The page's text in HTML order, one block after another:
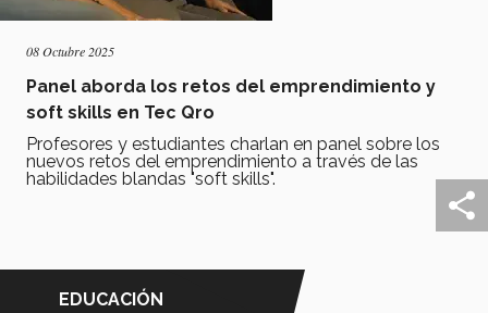
08 Octubre 2025
Panel aborda los retos del emprendimiento y
soft skills en Tec Qro
Profesores y estudiantes charlan en panel sobre los
nuevos retos del emprendimiento a través de las
habilidades blandas "soft skills".
EDUCACIÓN